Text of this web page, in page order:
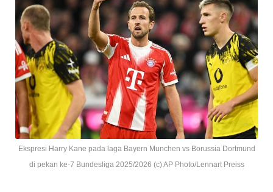
Ekspresi Harry Kane pada laga Bayern Munchen vs Borussia Dortmund
di pekan ke-7 Bundesliga 2025/2026 (c) AP Photo/Lennart Preiss